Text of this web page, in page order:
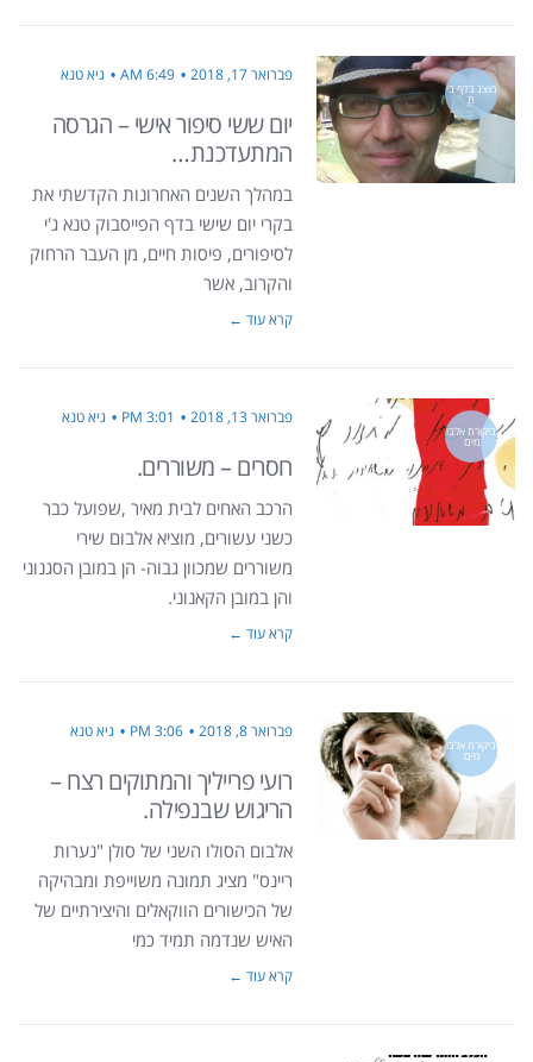
מוצג בדף בי
ת
פברואר 17, 2018 6:49 AM גיא טנא
יום ששי סיפור אישי – הגרסה
המתעדכנת…
במהלך השנים האחרונות הקדשתי את
בקרי יום שישי בדף הפייסבוק טנא ג'י
לסיפורים, פיסות חיים, מן העבר הרחוק
והקרוב, אשר
קרא עוד ←
ביקורת אלבו
מים
פברואר 13, 2018 3:01 PM גיא טנא
חסרים – משוררים.
הרכב האחים לבית מאיר ,שפועל כבר
כשני עשורים, מוציא אלבום שירי
משוררים שמכוון גבוה- הן במובן הסגנוני
והן במובן הקאנוני.
קרא עוד ←
ביקורת אלבו
מים
פברואר 8, 2018 3:06 PM גיא טנא
רועי פרייליך והמתוקים רצח –
הריגוש שבנפילה.
אלבום הסולו השני של סולן "נערות
ריינס" מציג תמונה משוייפת ומבהיקה
של הכישורים הווקאלים והיצירתיים של
האיש שנדמה תמיד כמי
קרא עוד ←